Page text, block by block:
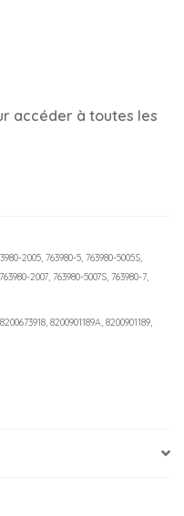
accéder à toutes les
2005, 763980-5, 763980-5005S,
2007, 763980-5007S, 763980-7,
8200901189A, 8200901189,